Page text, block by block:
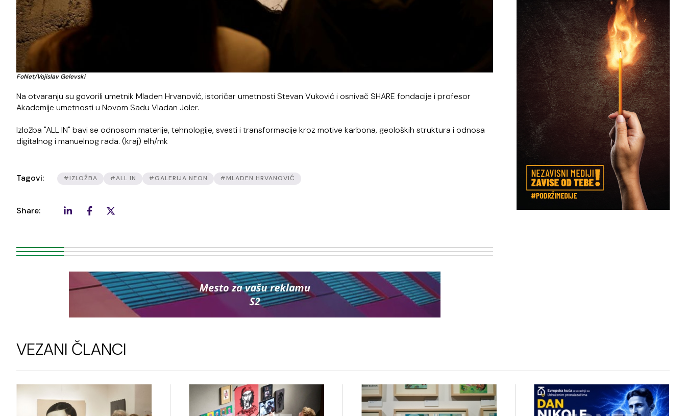
FoNet/Vojislav Gelevski
Na otvaranju su govorili umetnik Mladen Hrvanović, istoričar umetnosti Stevan Vuković i osnivač SHARE fondacije i profesor
Akademije umetnosti u Novom Sadu Vladan Joler.
Izložba "ALL IN" bavi se odnosom materije, tehnologije, svesti i transformacije kroz motive karbona, geoloških struktura i odnosa
digitalnog i manuelnog rada. (kraj) elh/mk
Tagovi: #IZLOŽBA #ALL IN #GALERIJA NEON #MLADEN HRVANOVIĆ
Share:
VEZANI ČLANCI